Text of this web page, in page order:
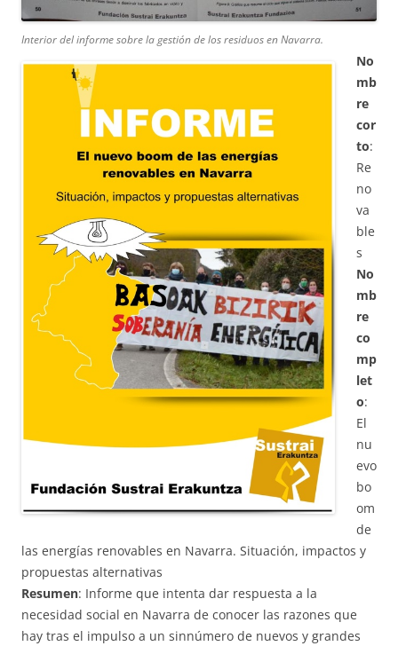
Interior del informe sobre la gestión de los residuos en Navarra.
No
mb
re
cor
to:
Re
no
va
ble
s
No
mb
re
co
mp
let
o:
El
nu
evo
bo
om
de
las energías renovables en Navarra. Situación, impactos y
propuestas alternativas
Resumen: Informe que intenta dar respuesta a la
necesidad social en Navarra de conocer las razones que
hay tras el impulso a un sinnúmero de nuevos y grandes